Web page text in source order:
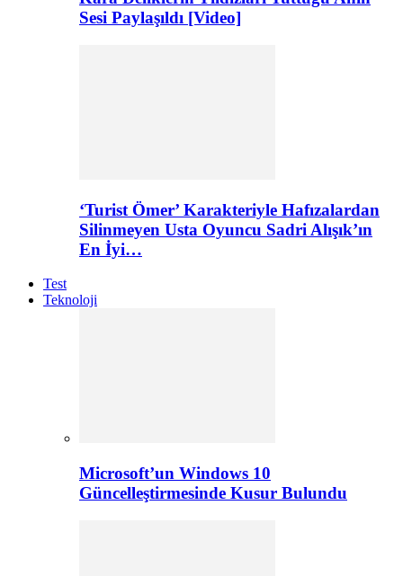
Sesi Paylaşıldı [Video]
‘Turist Ömer’ Karakteriyle Hafızalardan
Silinmeyen Usta Oyuncu Sadri Alışık’ın
En İyi…
Test
Teknoloji
Microsoft’un Windows 10
Güncelleştirmesinde Kusur Bulundu